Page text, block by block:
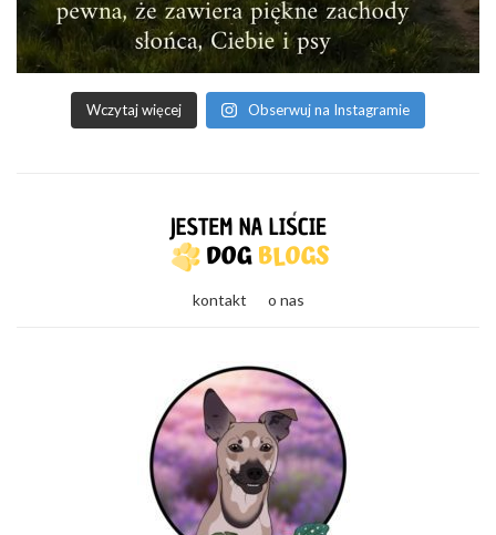
Wczytaj więcej Obserwuj na Instagramie
kontakt o nas